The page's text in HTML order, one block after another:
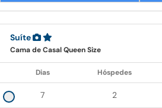
Suíte
Cama de Casal Queen Size
Dias Hóspedes
7 2